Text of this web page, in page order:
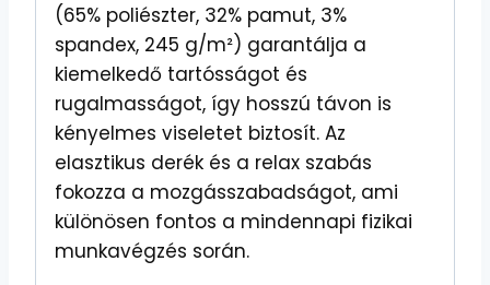
(65% poliészter, 32% pamut, 3%
spandex, 245 g/m²) garantálja a
kiemelkedő tartósságot és
rugalmasságot, így hosszú távon is
kényelmes viseletet biztosít. Az
elasztikus derék és a relax szabás
fokozza a mozgásszabadságot, ami
különösen fontos a mindennapi fizikai
munkavégzés során.